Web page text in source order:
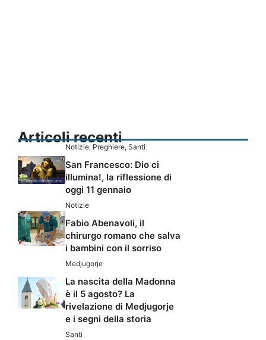
Articoli recenti
Notizie, Preghiere, Santi
San Francesco: Dio ci
illumina!, la riflessione di
oggi 11 gennaio
Notizie
Fabio Abenavoli, il
chirurgo romano che salva
i bambini con il sorriso
Medjugorje
La nascita della Madonna
è il 5 agosto? La
rivelazione di Medjugorje
e i segni della storia
Santi